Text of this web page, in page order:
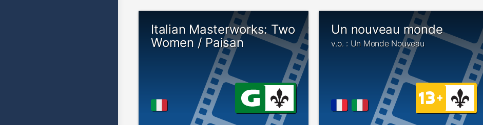
Italian Masterworks: Two
Women / Paisan
Un nouveau monde
v.o. : Un Monde Nouveau